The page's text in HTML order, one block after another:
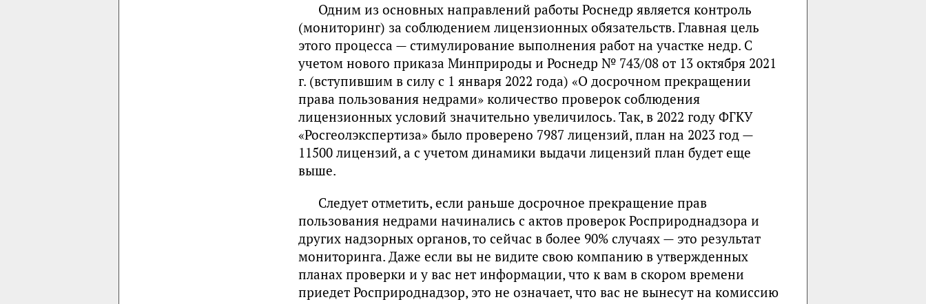
Одним из основных направлений работы Роснедр является контроль
(мониторинг) за соблюдением лицензионных обязательств. Главная цель
этого процесса — стимулирование выполнения работ на участке недр. С
учетом нового приказа Минприроды и Роснедр № 743/08 от 13 октября 2021
г. (вступившим в силу с 1 января 2022 года) «О досрочном прекращении
права пользования недрами» количество проверок соблюдения
лицензионных условий значительно увеличилось. Так, в 2022 году ФГКУ
«Росгеолэкспертиза» было проверено 7987 лицензий, план на 2023 год —
11500 лицензий, а с учетом динамики выдачи лицензий план будет еще
выше.
Следует отметить, если раньше досрочное прекращение прав
пользования недрами начинались с актов проверок Росприроднадзора и
других надзорных органов, то сейчас в более 90% случаях — это результат
мониторинга. Даже если вы не видите свою компанию в утвержденных
планах проверки и у вас нет информации, что к вам в скором времени
приедет Росприроднадзор, это не означает, что вас не вынесут на комиссию